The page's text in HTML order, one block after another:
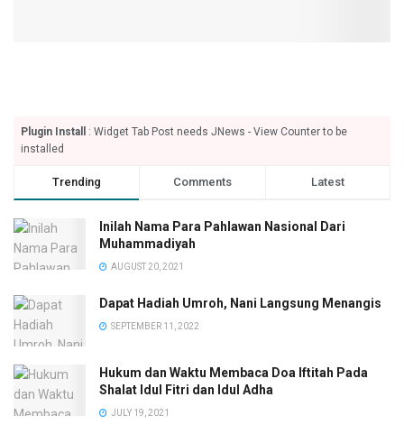
Plugin Install
: Widget Tab Post needs JNews - View Counter to be
installed
Trending Comments Latest
Inilah Nama Para Pahlawan Nasional Dari
Muhammadiyah
AUGUST 20, 2021
Dapat Hadiah Umroh, Nani Langsung Menangis
SEPTEMBER 11, 2022
Hukum dan Waktu Membaca Doa Iftitah Pada
Shalat Idul Fitri dan Idul Adha
JULY 19, 2021